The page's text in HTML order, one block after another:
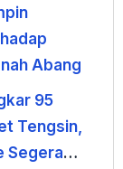
Abang
95
Tengsin,
Segera